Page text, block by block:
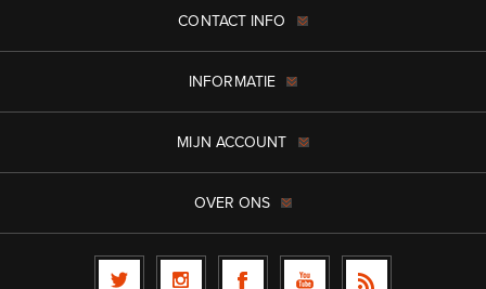
CONTACT INFO
INFORMATIE
MIJN ACCOUNT
OVER ONS